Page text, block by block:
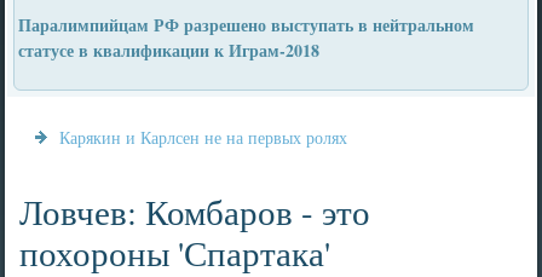
Паралимпийцам РФ разрешено выступать в нейтральном
статусе в квалификации к Играм-2018
Карякин и Карлсен не на первых ролях
Ловчев: Комбаров - это
похороны 'Спартака'